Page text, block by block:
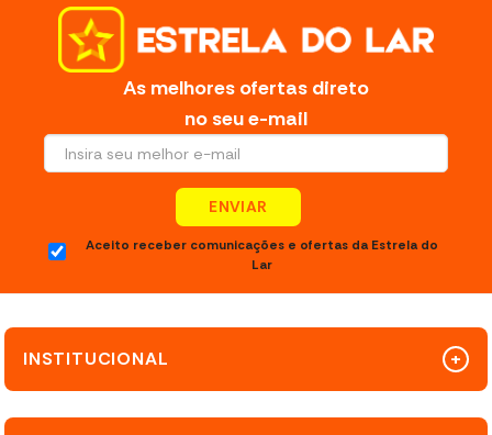
As melhores ofertas direto
no seu e-mail
ENVIAR
Aceito receber comunicações e ofertas da Estrela do
Lar
INSTITUCIONAL